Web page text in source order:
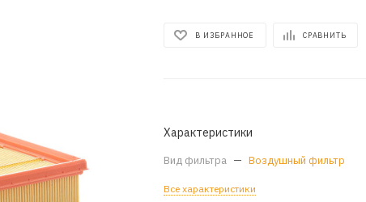
В ИЗБРАННОЕ СРАВНИТЬ
Характеристики
Вид фильтра — Воздушный фильтр
Все характеристики